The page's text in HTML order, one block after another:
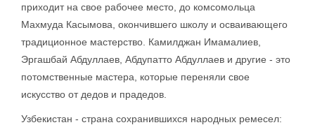
приходит на свое рабочее место, до комсомольца
Махмуда Касымова, окончившего школу и осваивающего
традиционное мастерство. Камилджан Имамалиев,
Эргашбай Абдуллаев, Абдупатто Абдуллаев и другие - это
потомственные мастера, которые переняли свое
искусство от дедов и прадедов.
Узбекистан - страна сохранившихся народных ремесел: